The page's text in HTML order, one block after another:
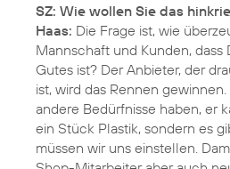
SZ: Wie wollen Sie das
Haas: Die Frage ist, wie
Mannschaft und Kunden, dass
Gutes ist? Der Anbieter, der
ist, wird das Rennen
andere Bedürfnisse haben, er
ein Stück Plastik, sondern es
müssen wir uns einstellen.